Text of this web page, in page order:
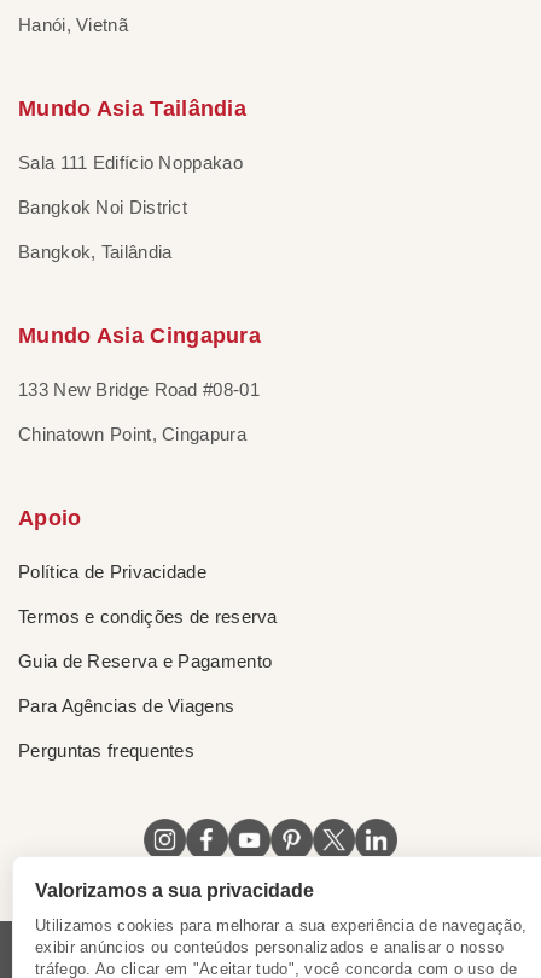
Hanói, Vietnã
Mundo Asia Tailândia
Sala 111 Edifício Noppakao
Bangkok Noi District
Bangkok, Tailândia
Mundo Asia Cingapura
133 New Bridge Road #08-01
Chinatown Point, Cingapura
Apoio
Política de Privacidade
Termos e condições de reserva
Guia de Reserva e Pagamento
Para Agências de Viagens
Perguntas frequentes
Licença do Vietnã | Certificado de Singapura |
Valorizamos a sua privacidade
Utilizamos cookies para melhorar a sua experiência de navegação,
exibir anúncios ou conteúdos personalizados e analisar o nosso
tráfego. Ao clicar em "Aceitar tudo", você concorda com o uso de